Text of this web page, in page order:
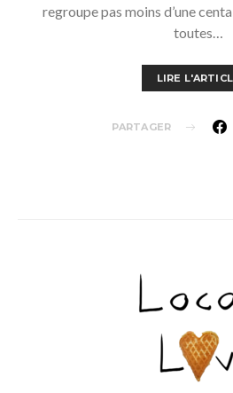
regroupe pas moins d’une
toutes…
LIRE
PARTAGER